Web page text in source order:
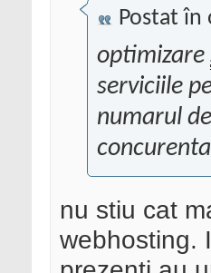
Postat în
optimizare
serviciile
numarul
nu stiu cat
webhosting.